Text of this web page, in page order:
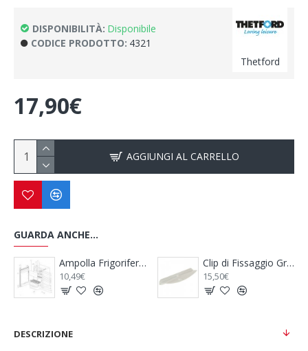
DISPONIBILITÀ: Disponibile
CODICE PRODOTTO: 4321
Thetford
17,90€
AGGIUNGI AL CARRELLO
GUARDA ANCHE...
Ampolla Frigorifero - THETFORD
10,49€
Clip di Fissaggio Griglia Frigorifero - THETFORD
15,50€
DESCRIZIONE